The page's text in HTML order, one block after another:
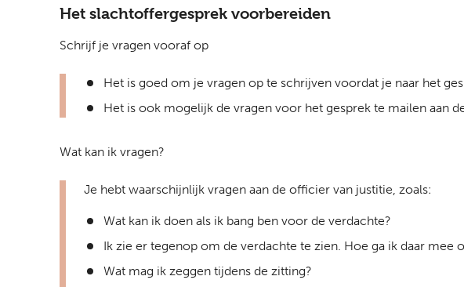
Het slachtoffergesprek voorbereiden
Schrijf je vragen vooraf op
Het is goed om je vragen op te schrijven voordat je naar het
Het is ook mogelijk de vragen voor het gesprek te mailen aan
Wat kan ik vragen?
Je hebt waarschijnlijk vragen aan de officier van justitie, zoals:
Wat kan ik doen als ik bang ben voor de verdachte?
Ik zie er tegenop om de verdachte te zien. Hoe ga ik daar mee
Wat mag ik zeggen tijdens de zitting?